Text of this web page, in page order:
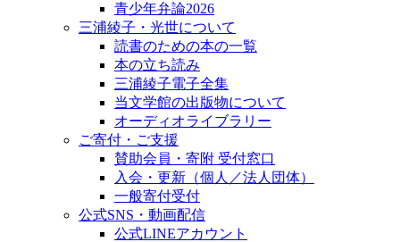
青少年弁論2026
三浦綾子・光世について
読書のための本の一覧
本の立ち読み
三浦綾子電子全集
当文学館の出版物について
オーディオライブラリー
ご寄付・ご支援
賛助会員・寄附 受付窓口
入会・更新（個人／法人団体）
一般寄付受付
公式SNS・動画配信
公式LINEアカウント